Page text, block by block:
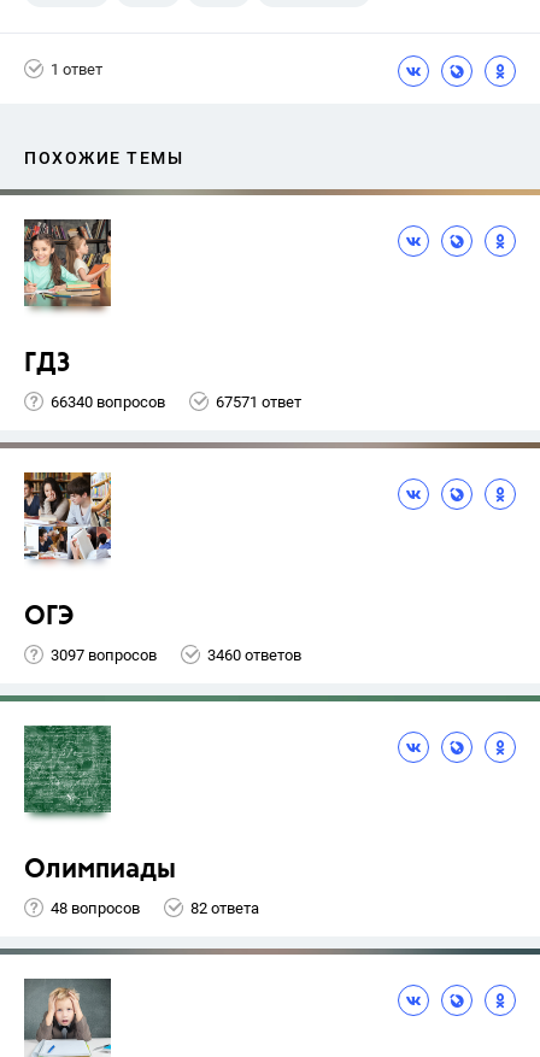
1 ответ
ПОХОЖИЕ ТЕМЫ
ГДЗ
66340 вопросов 67571 ответ
ОГЭ
3097 вопросов 3460 ответов
Олимпиады
48 вопросов 82 ответа